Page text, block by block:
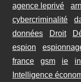
agence leprivé
cybercriminalité
données
Droit
espion
france
gsm ie
Intelligence